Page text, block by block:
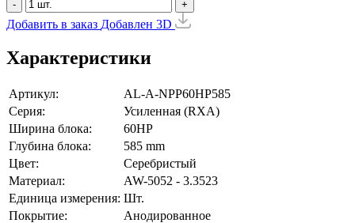
- +
Добавить в заказ Добавлен 3D
Характеристики
Артикул:
AL-A-NPP60HP585
Серия:
Усиленная (RXA)
Ширина блока:
60HP
Глубина блока:
585 mm
Цвет:
Серебристый
Материал:
AW-5052 - 3.3523
Единица измерения: Шт.
Покрытие:
Анодированное